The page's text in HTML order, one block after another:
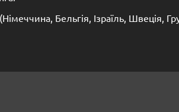
Бельгія, Ізраїль, Швеція,